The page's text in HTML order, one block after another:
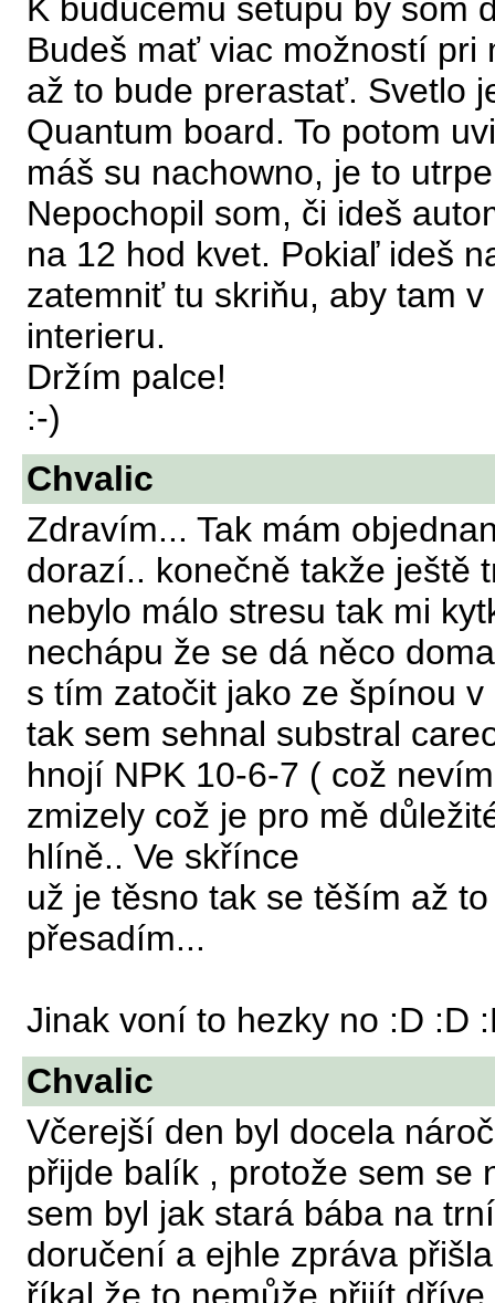
K budúcemu setupu by som
Budeš mať viac možností
až to bude prerastať. Svetlo
Quantum board. To potom
máš su nachowno, je to
Nepochopil som, či ideš
na 12 hod kvet. Pokiaľ ideš
zatemniť tu skriňu, aby tam
interieru.
Držím palce!
:-)
Chvalic
Zdravím... Tak mám
dorazí.. konečně takže ještě
nebylo málo stresu tak mi
nechápu že se dá něco
s tím zatočit jako ze špínou
tak sem sehnal substral
hnojí NPK 10-6-7 ( což
zmizely což je pro mě
hlíně.. Ve skřínce
už je těsno tak se těším až
přesadím...
Jinak voní to hezky no :D :D
Chvalic
Včerejší den byl docela
přijde balík , protože sem se
sem byl jak stará bába na
doručení a ejhle zpráva